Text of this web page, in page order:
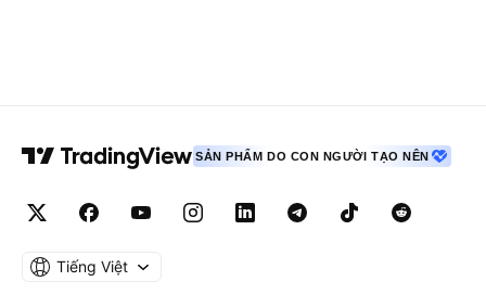
SẢN PHẨM DO CON NGƯỜI TẠO NÊN
Tiếng Việt